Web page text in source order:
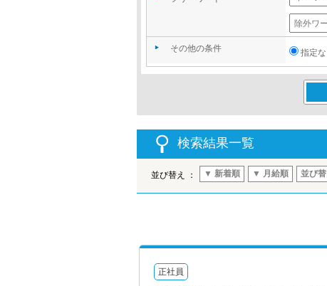
その他の条件 指定な
検索結果一覧
並び替え ： ▼ 新着順 ▼ 月給順 並び
正社員